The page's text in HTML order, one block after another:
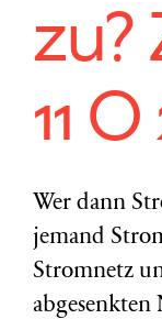
zu?
11
Wer dann
jemand
Stromnetz